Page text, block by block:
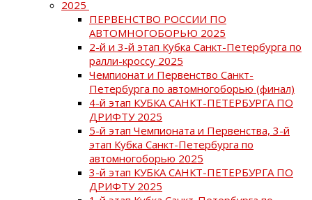
2025
ПЕРВЕНСТВО РОССИИ ПО
АВТОМНОГОБОРЬЮ 2025
2-й и 3-й этап Кубка Санкт-Петербурга по
ралли-кроссу 2025
Чемпионат и Первенство Санкт-
Петербурга по автомногоборью (финал)
4-й этап КУБКА САНКТ-ПЕТЕРБУРГА ПО
ДРИФТУ 2025
5-й этап Чемпионата и Первенства, 3-й
этап Кубка Санкт-Петербурга по
автомногоборью 2025
3-й этап КУБКА САНКТ-ПЕТЕРБУРГА ПО
ДРИФТУ 2025